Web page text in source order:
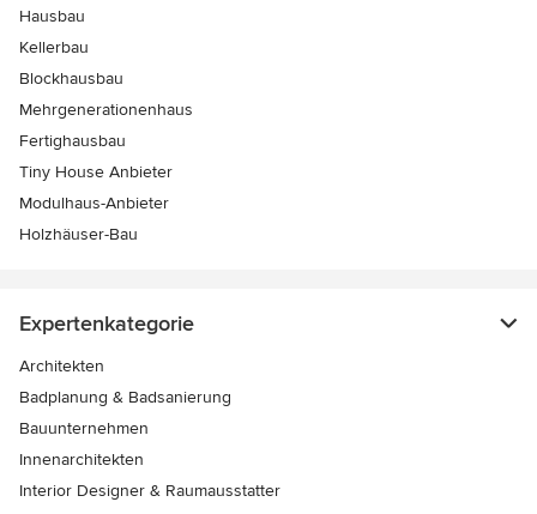
Hausbau
Kellerbau
Blockhausbau
Mehrgenerationenhaus
Fertighausbau
Tiny House Anbieter
Modulhaus-Anbieter
Holzhäuser-Bau
Expertenkategorie
Architekten
Badplanung & Badsanierung
Bauunternehmen
Innenarchitekten
Interior Designer & Raumausstatter